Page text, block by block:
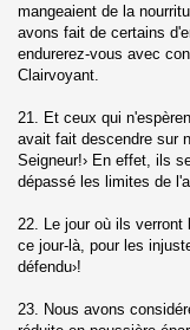
mangeaient de la
avons fait de certains
endurerez-vous avec
Clairvoyant.
21. Et ceux qui
avait fait descendre sur
Seigneur!› En effet, ils
dépassé les limites de
22. Le jour où ils verront
ce jour-là, pour les
défendu›!
23. Nous avons